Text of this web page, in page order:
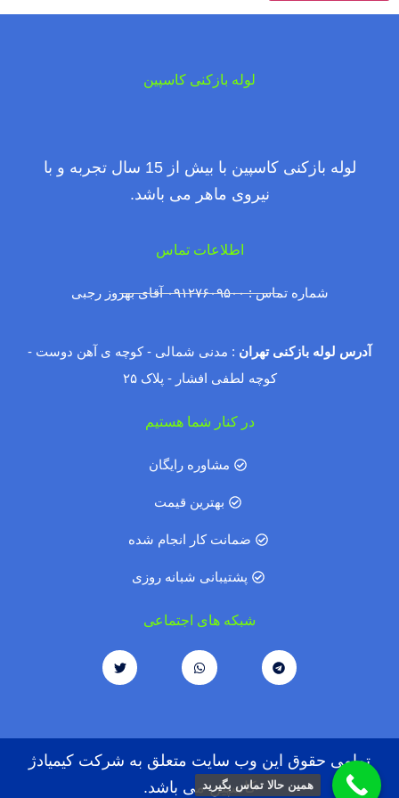
لوله بازکنی کاسپین
لوله بازکنی کاسپین با بیش از 15 سال تجربه و با
نیروی ماهر می باشد.
اطلاعات تماس
شماره تماس : ۰۹۱۲۷۶۰۹۵۰۰ آقای بهروز رجبی
آدرس لوله بازکنی تهران : مدنی شمالی - کوچه ی آهن دوست -
کوچه لطفی افشار - پلاک ۲۵
در کنار شما هستیم
مشاوره رایگان
بهترین قیمت
ضمانت کار انجام شده
پشتیبانی شبانه روزی
شبکه های اجتماعی
تمامی حقوق این وب سایت متعلق به شرکت کیمیادژ
کاسپین می باشد.همین حالا تماس بگیرید